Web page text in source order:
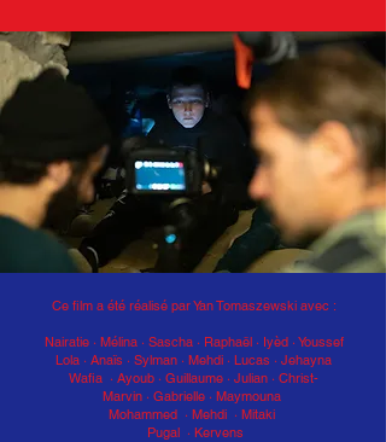
Ce film a été réalisé par Yan Tomaszewski avec :
Nairatie · Mélina · Sascha · Raphaël · Iyèd · Youssef
Lola · Anaïs · Sylman · Mehdi · Lucas · Jehayna
Wafia · Ayoub · Guillaume · Julian · Christ-
Marvin · Gabrielle · Maymouna
Mohammed · Mehdi · Mitaki
Pugal · Kervens